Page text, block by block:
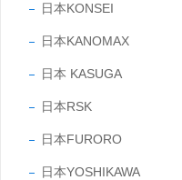
日本KONSEI
日本KANOMAX
日本 KASUGA
日本RSK
日本FURORO
日本YOSHIKAWA